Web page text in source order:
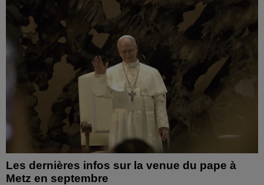
Les dernières infos sur la venue du pape à
Metz en septembre